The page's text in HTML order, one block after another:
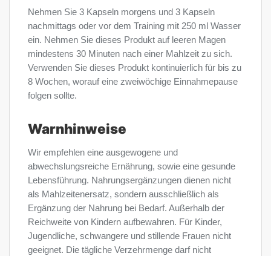
Nehmen Sie 3 Kapseln morgens und 3 Kapseln
nachmittags oder vor dem Training mit 250 ml Wasser
ein. Nehmen Sie dieses Produkt auf leeren Magen
mindestens 30 Minuten nach einer Mahlzeit zu sich.
Verwenden Sie dieses Produkt kontinuierlich für bis zu
8 Wochen, worauf eine zweiwöchige Einnahmepause
folgen sollte.
Warnhinweise
Wir empfehlen eine ausgewogene und
abwechslungsreiche Ernährung, sowie eine gesunde
Lebensführung. Nahrungsergänzungen dienen nicht
als Mahlzeitenersatz, sondern ausschließlich als
Ergänzung der Nahrung bei Bedarf. Außerhalb der
Reichweite von Kindern aufbewahren. Für Kinder,
Jugendliche, schwangere und stillende Frauen nicht
geeignet. Die tägliche Verzehrmenge darf nicht